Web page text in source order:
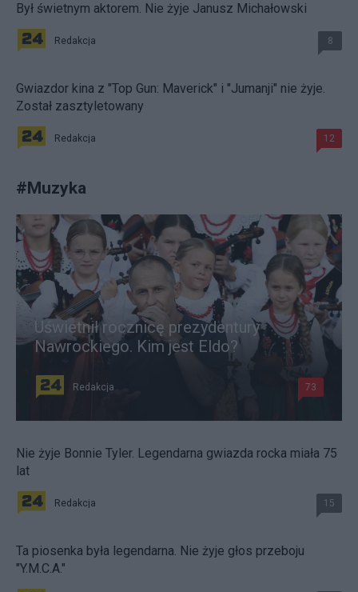
Był świetnym aktorem. Nie żyje Janusz Michałowski
Redakcja 8
Gwiazdor kina z "Top Gun: Maverick" i "Jumanji" nie żyje.
Został zasztyletowany
Redakcja 12
#Muzyka
Uświetnił rocznicę prezydentury
Nawrockiego. Kim jest Eldo?
Redakcja 73
Nie żyje Bonnie Tyler. Legendarna gwiazda rocka miała 75
lat
Redakcja 15
Ta piosenka była legendarna. Nie żyje głos przeboju
"Y.M.C.A."